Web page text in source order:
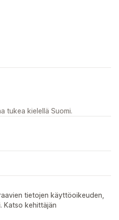
tukea kielellä Suomi.
tietojen käyttöoikeuden,
Katso kehittäjän